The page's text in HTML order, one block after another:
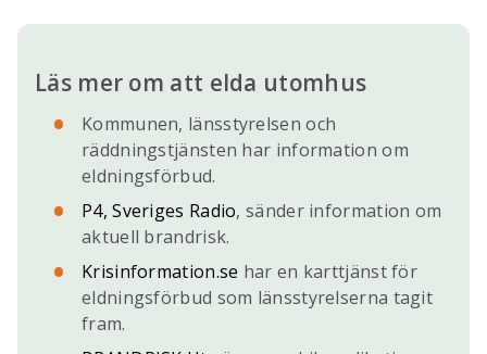
Läs mer om att elda utomhus
Kommunen, länsstyrelsen och
räddningstjänsten har information om
eldningsförbud.
P4, Sveriges Radio, sänder information om
aktuell brandrisk.
Krisinformation.se har en karttjänst för
eldningsförbud som länsstyrelserna tagit
fram.